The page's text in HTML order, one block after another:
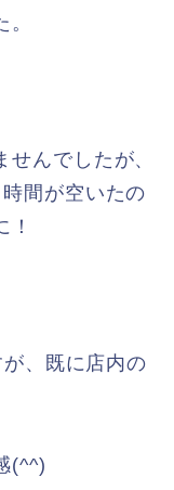
んでしたが、
間が空いたの
、既に店内の
(^^)